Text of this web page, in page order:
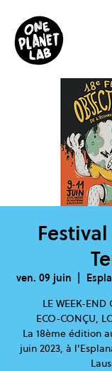
ven. 09 juin
LE WEEK-END
ECO-CONÇU,
La 18ème édition
juin 2023, à